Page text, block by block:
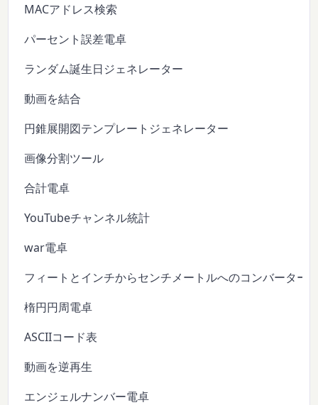
MACアドレス検索
パーセント誤差電卓
ランダム誕生日ジェネレーター
動画を結合
円錐展開図テンプレートジェネレーター
画像分割ツール
合計電卓
YouTubeチャンネル統計
war電卓
フィートとインチからセンチメートルへのコンバーター
楕円円周電卓
ASCIIコード表
動画を逆再生
エンジェルナンバー電卓